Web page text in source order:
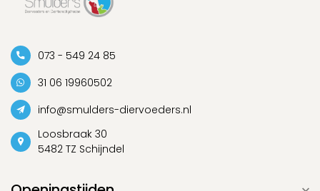
073 - 549 24 85
31 06 19960502
info@smulders-diervoeders.nl
Loosbraak 30
5482 TZ Schijndel